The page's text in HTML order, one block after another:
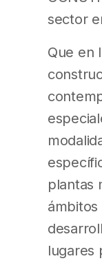
sector
Que en
plantas
lugares